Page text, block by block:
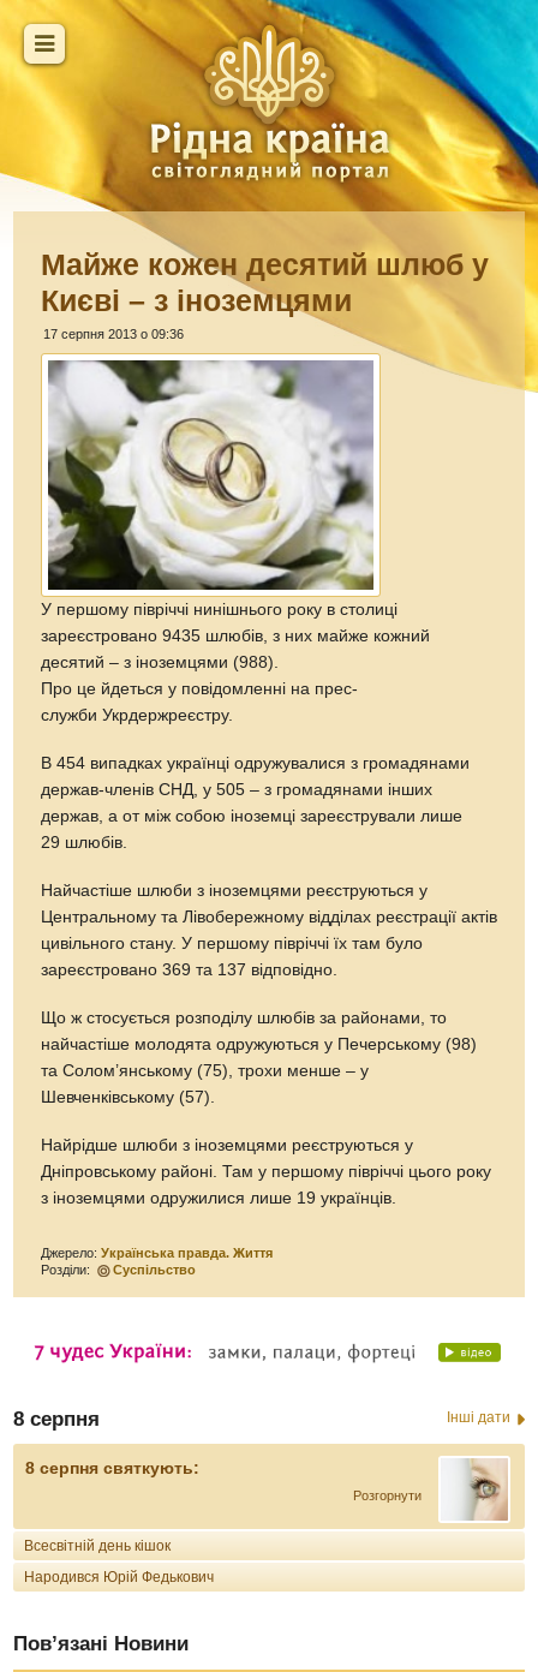
Майже кожен десятий шлюб у
Києві – з іноземцями
17 серпня 2013 о 09:36
У першому півріччі нинішнього року в столиці
зареєстровано 9435 шлюбів, з них майже кожний
десятий – з іноземцями (988).
Про це йдеться у повідомленні на прес-
служби Укрдержреєстру.
В 454 випадках українці одружувалися з громадянами
держав-членів СНД, у 505 – з громадянами інших
держав, а от між собою іноземці зареєстрували лише
29 шлюбів.
Найчастіше шлюби з іноземцями реєструються у
Центральному та Лівобережному відділах реєстрації актів
цивільного стану. У першому півріччі їх там було
зареєстровано 369 та 137 відповідно.
Що ж стосується розподілу шлюбів за районами, то
найчастіше молодята одружуються у Печерському (98)
та Солом’янському (75), трохи менше – у
Шевченківському (57).
Найрідше шлюби з іноземцями реєструються у
Дніпровському районі. Там у першому півріччі цього року
з іноземцями одружилися лише 19 українців.
Джерело:Українська правда. Життя
Розділи:
Суспільство
8 серпня Інші дати
8 серпня святкують:
Розгорнути
Всесвітній день кішок
Народився Юрій Федькович
Пов’язані Новини